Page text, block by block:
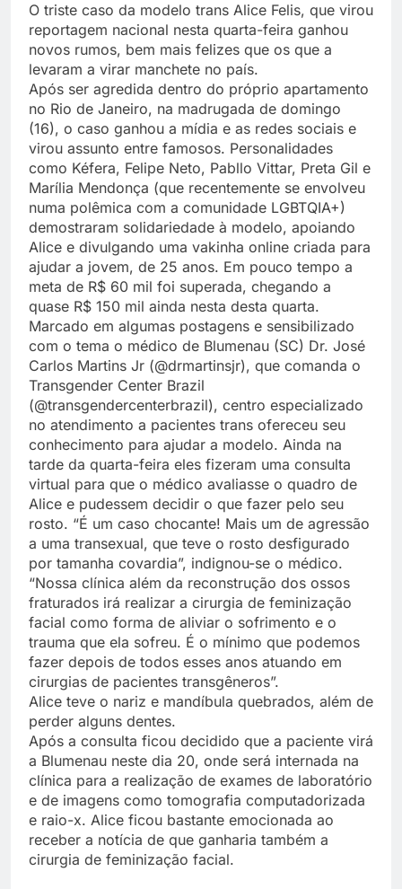
O triste caso da modelo trans Alice Felis, que virou
reportagem nacional nesta quarta-feira ganhou
novos rumos, bem mais felizes que os que a
levaram a virar manchete no país.
Após ser agredida dentro do próprio apartamento
no Rio de Janeiro, na madrugada de domingo
(16), o caso ganhou a mídia e as redes sociais e
virou assunto entre famosos. Personalidades
como Kéfera, Felipe Neto, Pabllo Vittar, Preta Gil e
Marília Mendonça (que recentemente se envolveu
numa polêmica com a comunidade LGBTQIA+)
demostraram solidariedade à modelo, apoiando
Alice e divulgando uma vakinha online criada para
ajudar a jovem, de 25 anos. Em pouco tempo a
meta de R$ 60 mil foi superada, chegando a
quase R$ 150 mil ainda nesta desta quarta.
Marcado em algumas postagens e sensibilizado
com o tema o médico de Blumenau (SC) Dr. José
Carlos Martins Jr (@drmartinsjr), que comanda o
Transgender Center Brazil
(@transgendercenterbrazil), centro especializado
no atendimento a pacientes trans ofereceu seu
conhecimento para ajudar a modelo. Ainda na
tarde da quarta-feira eles fizeram uma consulta
virtual para que o médico avaliasse o quadro de
Alice e pudessem decidir o que fazer pelo seu
rosto. “É um caso chocante! Mais um de agressão
a uma transexual, que teve o rosto desfigurado
por tamanha covardia”, indignou-se o médico.
“Nossa clínica além da reconstrução dos ossos
fraturados irá realizar a cirurgia de feminização
facial como forma de aliviar o sofrimento e o
trauma que ela sofreu. É o mínimo que podemos
fazer depois de todos esses anos atuando em
cirurgias de pacientes transgêneros”.
Alice teve o nariz e mandíbula quebrados, além de
perder alguns dentes.
Após a consulta ficou decidido que a paciente virá
a Blumenau neste dia 20, onde será internada na
clínica para a realização de exames de laboratório
e de imagens como tomografia computadorizada
e raio-x. Alice ficou bastante emocionada ao
receber a notícia de que ganharia também a
cirurgia de feminização facial.